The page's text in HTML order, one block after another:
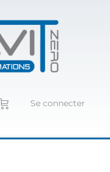
Se connecter